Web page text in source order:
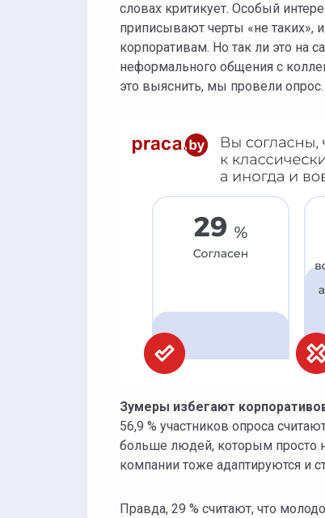
словах критикует. Особый
приписывают черты «не таких»,
корпоративам. Но так ли это
неформального общения с
это выяснить, мы провели опрос.
Зумеры избегают
56,9 % участников опроса
больше людей, которым просто
компании тоже адаптируются и
Правда, 29 % считают, что